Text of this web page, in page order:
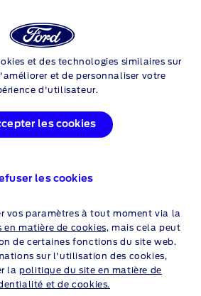
et des technologies similaires sur
et de personnaliser votre
d'utilisateur.
les cookies
les cookies
vos paramètres à tout moment via la
en matière de cookies, mais cela peut
de certaines fonctions du site web.
sur l'utilisation des cookies,
lapolitique du site en matière de
et de cookies.
Skip to content